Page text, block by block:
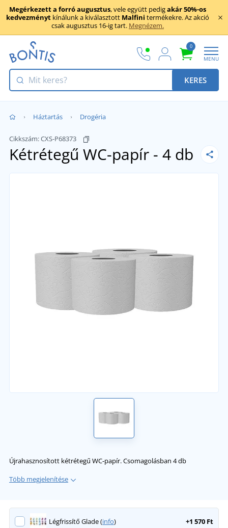
Megérkezett a forró augusztus, vele együtt pedigakár 50%-os
kedvezményt kínálunk a kiválasztott Malfini termékekre. Az akció
csak augusztus 16-ig tart. Megnézem.
0
MENU
KERES
Háztartás Drogéria
Cikkszám:CXS-P68373
Kétrétegű WC-papír - 4 db
Újrahasznosított kétrétegű WC-papír. Csomagolásban 4 db
Több megjelenítése
Légfrissítő Glade (info) +1 570 Ft